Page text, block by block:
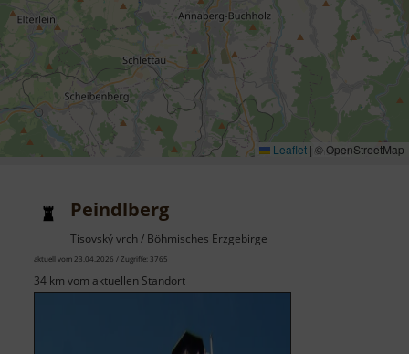
Leaflet | © OpenStreetMap
Peindlberg
Tisovský vrch / Böhmisches Erzgebirge
aktuell vom 23.04.2026 / Zugriffe: 3765
34 km vom aktuellen Standort